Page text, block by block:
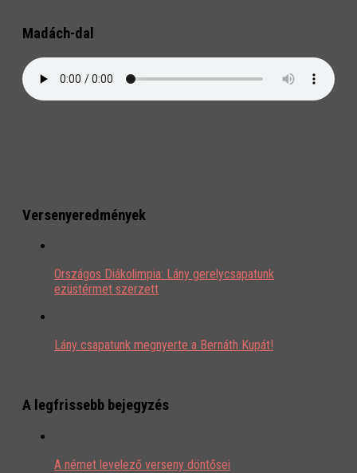
Madách-dal
Versenyeredmények
Országos Diákolimpia: Lány gerelycsapatunk
ezüstérmet szerzett
Lány csapatunk megnyerte a Bernáth Kupát!
A legfrissebb bejegyzés
A német levelező verseny döntősei